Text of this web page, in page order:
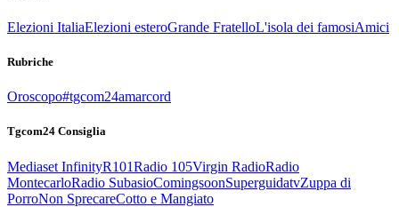
Elezioni ItaliaElezioni esteroGrande FratelloL'isola dei famosiAmici
Rubriche
Oroscopo#tgcom24amarcord
Tgcom24 Consiglia
Mediaset InfinityR101Radio 105Virgin RadioRadio
MontecarloRadio SubasioComingsoonSuperguidatvZuppa di
PorroNon SprecareCotto e Mangiato